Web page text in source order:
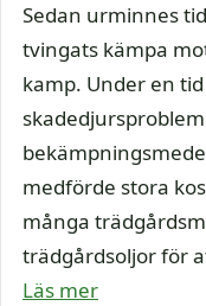
Sedan urminnes
tvingats kämpa
kamp. Under en
medförde stora
många
trädgårdsoljor för
Läs mer